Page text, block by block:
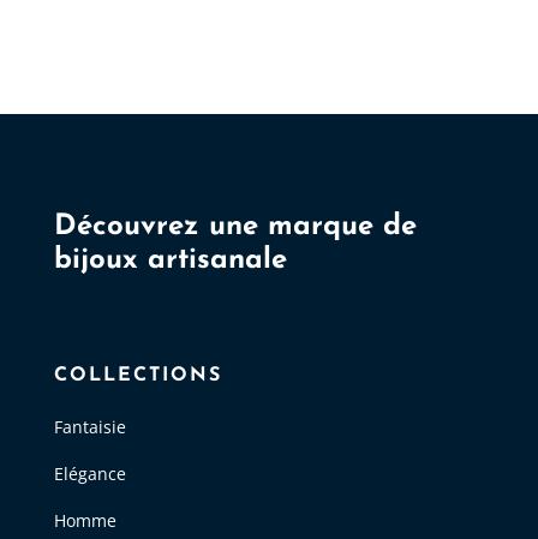
Découvrez une marque de
bijoux artisanale
COLLECTIONS
Fantaisie
Elégance
Homme